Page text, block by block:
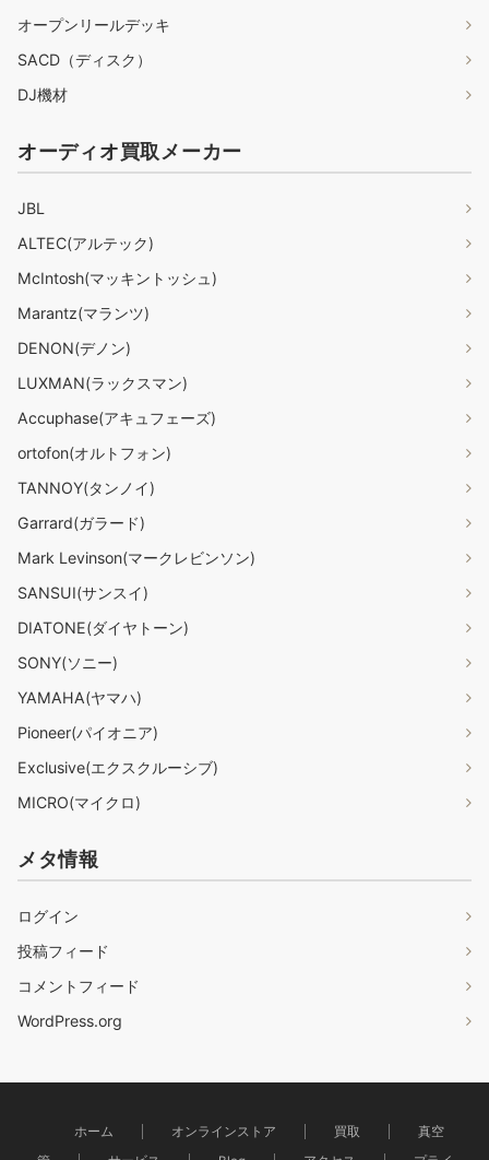
オープンリールデッキ
SACD（ディスク）
DJ機材
オーディオ買取メーカー
JBL
ALTEC(アルテック)
McIntosh(マッキントッシュ)
Marantz(マランツ)
DENON(デノン)
LUXMAN(ラックスマン)
Accuphase(アキュフェーズ)
ortofon(オルトフォン)
TANNOY(タンノイ)
Garrard(ガラード)
Mark Levinson(マークレビンソン)
SANSUI(サンスイ)
DIATONE(ダイヤトーン)
SONY(ソニー)
YAMAHA(ヤマハ)
Pioneer(パイオニア)
Exclusive(エクスクルーシブ)
MICRO(マイクロ)
メタ情報
ログイン
投稿フィード
コメントフィード
WordPress.org
ホーム オンラインストア 買取
真空